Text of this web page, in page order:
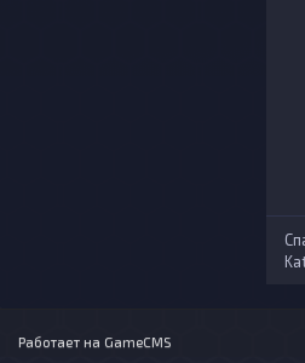
Работает на GameCMS